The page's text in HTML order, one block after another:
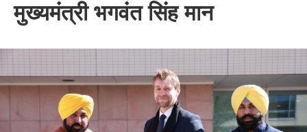
मुख्यमंत्री भगवंत सिंह मान